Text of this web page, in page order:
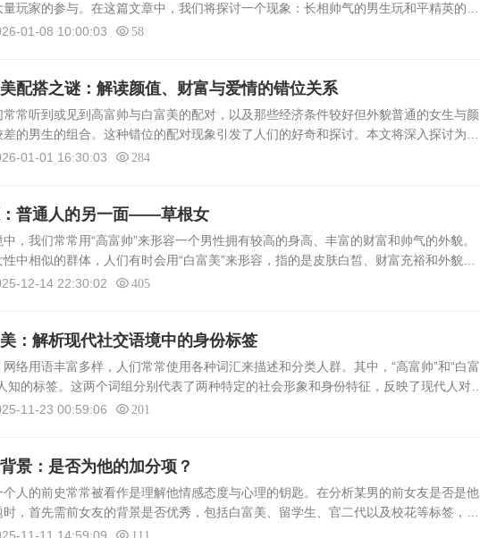
玩家的参与。在这篇文章中，我们将探讨一个现象：长相帅气的男生玩和平精英的目
在游戏中寻找白富美女友。游戏中的情感交流对于许多长帅男生来说，和平精英不仅
01-08 10:00:03 58
配搭之谜：解读颜值、财富与爱情的错位关系
常听到或见到高富帅与白富美的配对，以及那些经济条件较好但外貌普通的女生与颜
的男生的组合。这种错位的配对现象引发了人们的好奇和探讨。本文将深入探讨为什
白富美相配，而那些长得丑又有钱的女生会选择与长得帅但经济条件较差的男生结
01-01 16:30:03 284
：普通人的另一面——草根女
，我们常常用“高富帅”来形容一个男性拥有较高的身高、丰富的财富和帅气的外貌。
中相似的群体，人们有时会用“白富美”来形容，指的是皮肤白皙、财富充裕和外貌出
的、平凡的男性与女性，我们可以用“草根”来描述他们平凡的出身与普通的生活状
12-14 22:30:02 405
：解析现代社交语境中的身份标签
用语丰富多样，人们常常使用各种词汇来描述和分类人群。其中，“高富帅”和“白富
知的标签。这两个词组分别代表了两种特定的社会形象和身份特征，反映了现代人对美
观的转变。高富帅的释义与解析“高富帅”一词，通常用来形容一个男性具备身高较
11-23 00:59:06 201
景：是否为他的加分项？
人的前史常常被看作是理解他情感态度与心理的钥匙。在分析某男的前女友是否是他
，首先需前女友的背景是否优秀，包括白富美、留学生、官二代以及校花等标签，确
认知与评价。但这种评价是否为该男性带来加分，还需从多个角度进行深入探讨。从
111